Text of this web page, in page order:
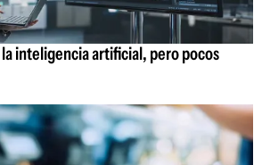
inteligencia artificial, pero pocos